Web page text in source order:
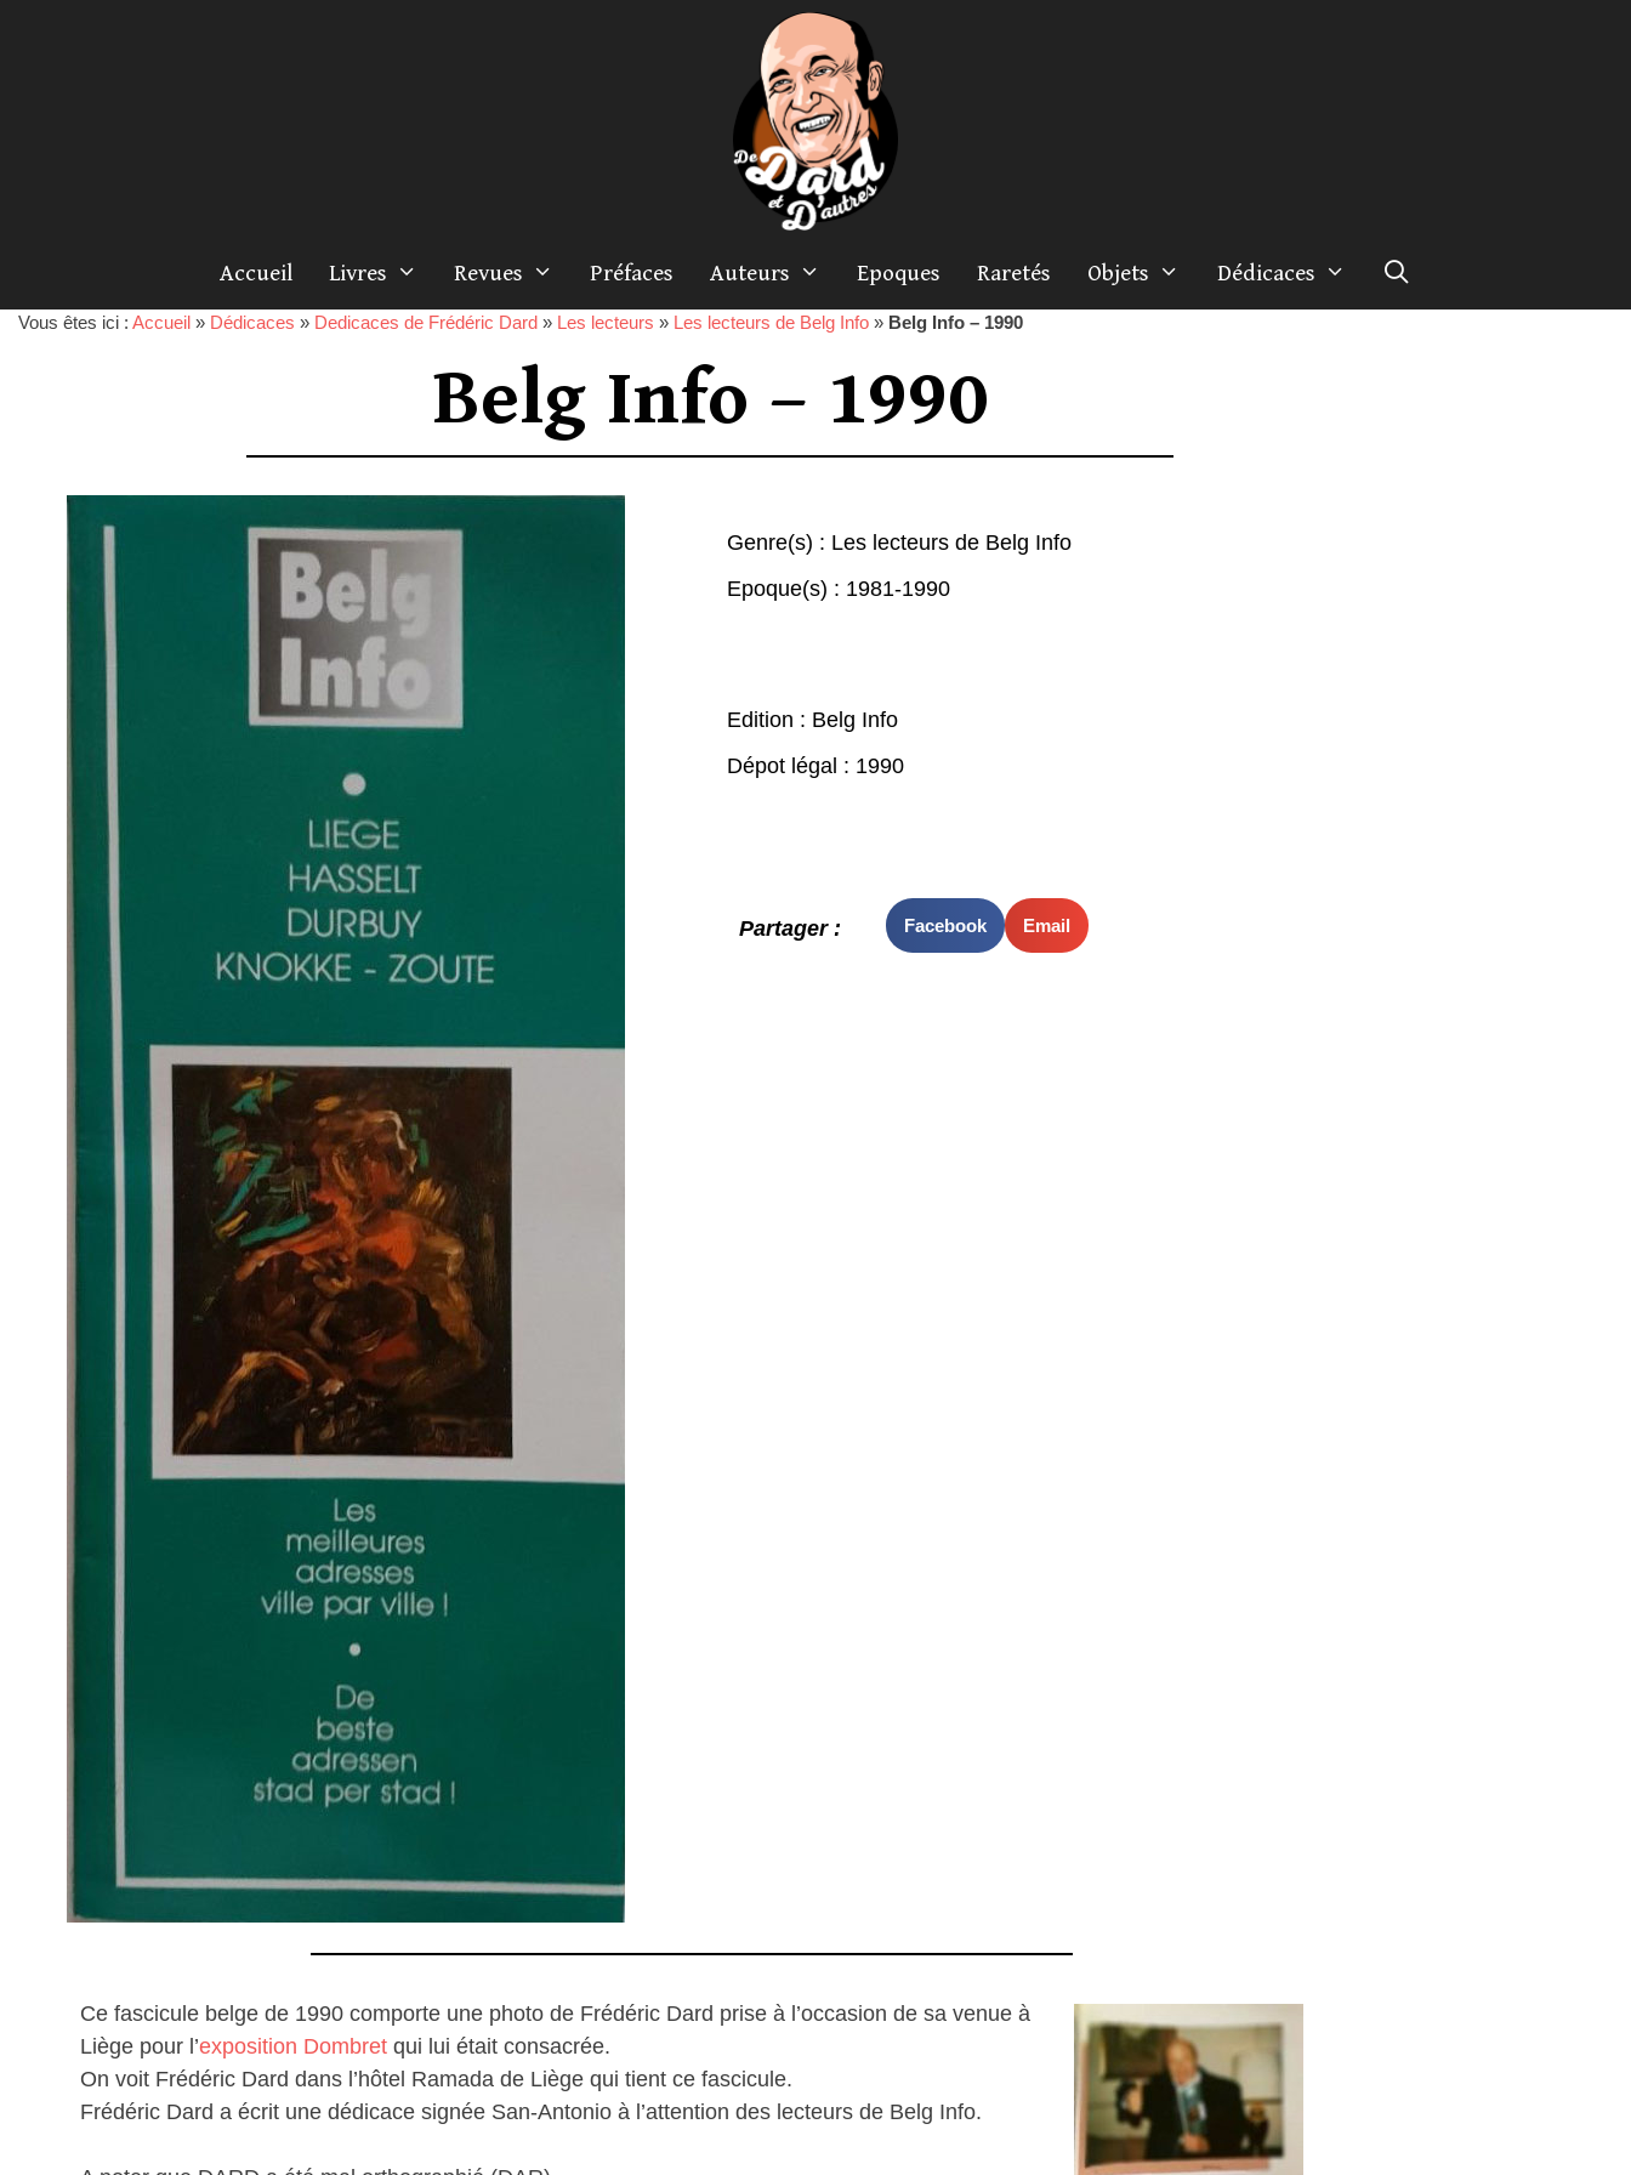
Accueil Livres Revues Préfaces Auteurs Epoques Raretés Objets Dédicaces
Vous êtes ici : Accueil » Dédicaces » Dedicaces de Frédéric Dard » Les lecteurs » Les lecteurs de Belg Info » Belg Info – 1990
Belg Info – 1990
Genre(s) : Les lecteurs de Belg Info
Epoque(s) : 1981-1990
Edition : Belg Info
Dépot légal : 1990
Partager : Facebook Email
Ce fascicule belge de 1990 comporte une photo de Frédéric Dard prise à l’occasion de sa venue à
Liège pour l’exposition Dombret qui lui était consacrée.
On voit Frédéric Dard dans l’hôtel Ramada de Liège qui tient ce fascicule.
Frédéric Dard a écrit une dédicace signée San-Antonio à l’attention des lecteurs de Belg Info.